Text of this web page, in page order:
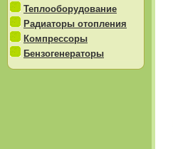
Теплооборудование
Радиаторы отопления
Компрессоры
Бензогенераторы